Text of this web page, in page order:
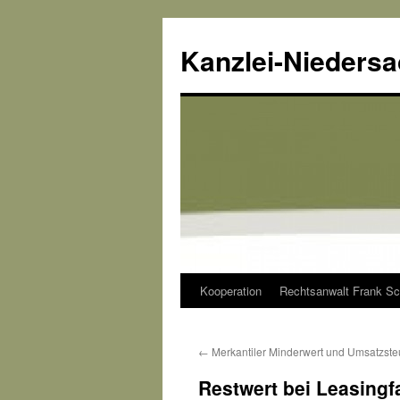
Kanzlei-
Zum
springen
Kooperation Rechtsanwalt Frank
← Merkantiler Minderwert und
Restwert bei